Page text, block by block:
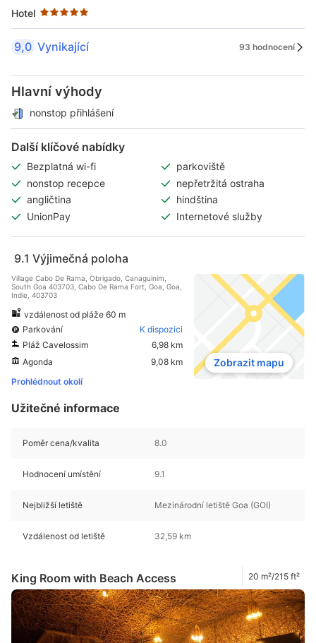
Hotel
9,0 Vynikající 93 hodnocení
Hlavní výhody
nonstop přihlášení
Další klíčové nabídky
Bezplatná wi-fi
parkoviště
nonstop recepce
nepřetržitá ostraha
angličtina
hindština
UnionPay
Internetové služby
9.1 Výjimečná poloha
Village Cabo De Rama, Obrigado, Canaguinim,
South Goa 403703, Cabo De Rama Fort, Goa, Goa,
Indie, 403703
vzdálenost od pláže 60 m
Parkování
K dispozici
Pláž Cavelossim
6,98 km
Agonda
9,08 km
Prohlédnout okolí
Zobrazit mapu
Užitečné informace
Poměr cena/kvalita 8.0
Hodnocení umístění 9.1
Nejbližší letiště Mezinárodní letiště Goa (GOI)
Vzdálenost od letiště 32,59 km
King Room with Beach Access 20 m²/215 ft²